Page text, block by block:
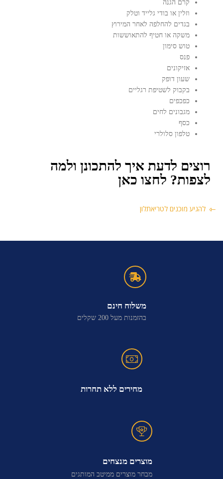
קרם הגנה
וזלין או בודי גלייד וטלק
בגדים להחלפה לאחר המירוץ
משקה או חטיף להתאוששות
טוש סימון
פנס
אזיקונים
שעון דופק
בקבוק לשטיפת רגליים
כפכפים
מגבונים לחים
כסף
טלפון סלולרי
רוצים לדעת איך להתכונן ולמה
לצפות? לחצו כאן
להגיע מוכנים לטריאתלון
משלוח חינם
בהזמנות מעל 200 שקלים
מחירים ללא תחרות
מוצרים מנצחים
מבחר מוצרים ממיטב המותגים